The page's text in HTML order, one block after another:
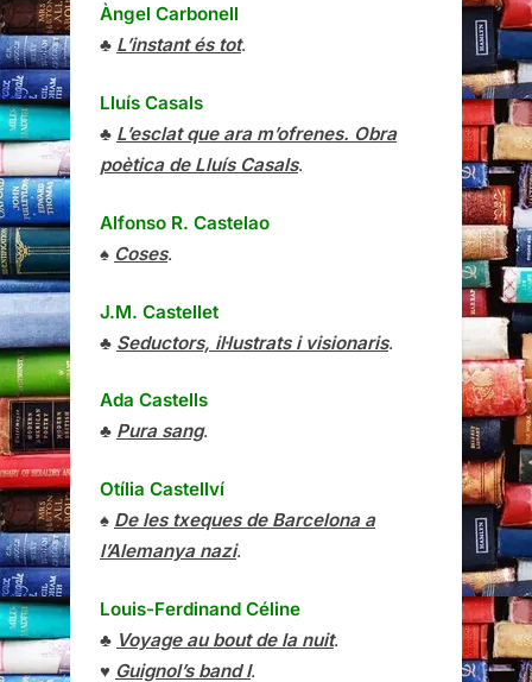
Àngel Carbonell
♣ L’instant és tot.
Lluís Casals
♣ L’esclat que ara m’ofrenes. Obra
poètica de Lluís Casals.
Alfonso R. Castelao
♠ Coses.
J.M. Castellet
♣ Seductors, il·lustrats i visionaris.
Ada Castells
♣ Pura sang.
Otília Castellví
♠ De les txeques de Barcelona a
l’Alemanya nazi.
Louis-Ferdinand Céline
♣ Voyage au bout de la nuit.
♥ Guignol’s band I.